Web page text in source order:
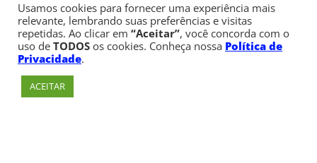
Usamos cookies para fornecer uma experiência mais
relevante, lembrando suas preferências e visitas
repetidas. Ao clicar em “Aceitar”, você concorda com o
uso de TODOS os cookies. Conheça nossa Política de
Privacidade.
ACEITAR